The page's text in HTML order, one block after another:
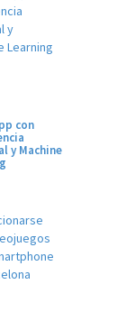
con
y Machine